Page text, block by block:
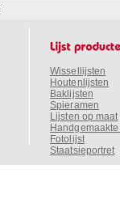
Wissellijsten
Houtenlijsten
Baklijsten
Spieramen
Lijsten op maat
Fotolijst
Staatsieportret